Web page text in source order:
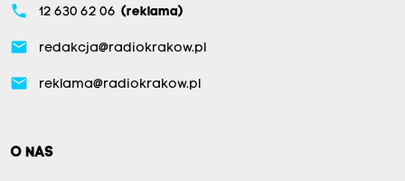
phone 12 630 62 06 (reklama)
email redakcja@radiokrakow.pl
email reklama@radiokrakow.pl
O NAS